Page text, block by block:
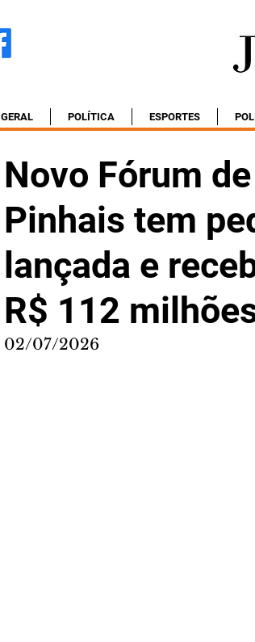
GERAL POLÍTICA ESPORTES
Novo Fórum
Pinhais tem
lançada e
R$ 112
02/07/2026